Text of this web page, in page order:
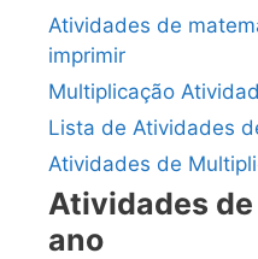
Atividades de
imprimir
Multiplicação
Lista de Atividades
Atividades de
Atividades
ano